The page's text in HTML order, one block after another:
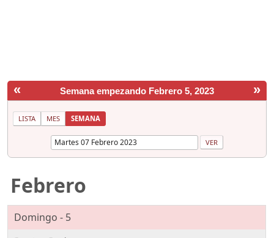
« »
Semana empezando Febrero 5, 2023
LISTA MES SEMANA
Febrero
Domingo - 5